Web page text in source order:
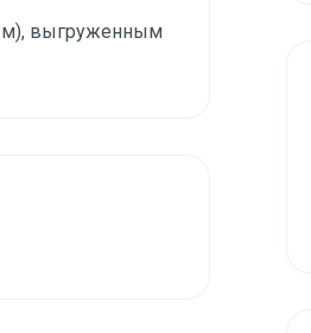
выгруженным